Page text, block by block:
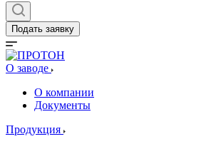
Подать заявку
О заводе
О компании
Документы
Продукция